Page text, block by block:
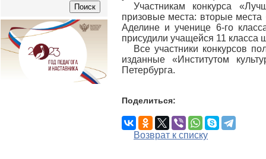
Участникам конкурса
призовые места: вторые
Аделине и ученице 6-го
присудили учащейся 11
Все участники конкурсов
изданные «Институтом
Петербурга.
Поделиться:
Возврат к списку